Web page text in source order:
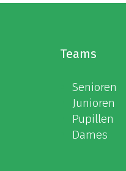
Teams
Senioren
Junioren
Pupillen
Dames